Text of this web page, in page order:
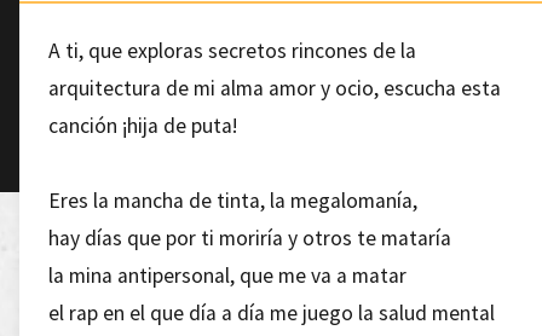
A ti, que exploras secretos rincones de la
arquitectura de mi alma amor y ocio, escucha esta
canción ¡hija de puta!
Eres la mancha de tinta, la megalomanía,
hay días que por ti moriría y otros te mataría
la mina antipersonal, que me va a matar
el rap en el que día a día me juego la salud mental